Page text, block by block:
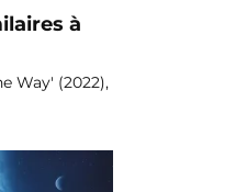
à
Way' (2022),